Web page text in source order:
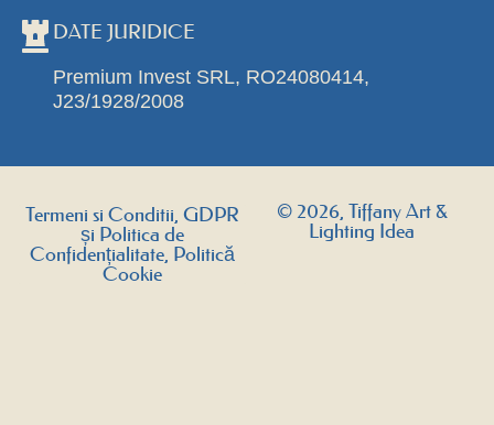
DATE JURIDICE
Premium Invest SRL, RO24080414,
J23/1928/2008
Termeni si Conditii, GDPR
și Politica de
Confidențialitate, Politică
Cookie
© 2026, Tiffany Art &
Lighting Idea